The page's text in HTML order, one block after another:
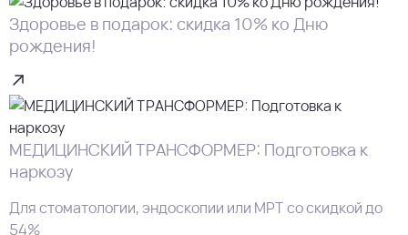
Здоровье в подарок: скидка 10% ко Дню
рождения!
МЕДИЦИНСКИЙ ТРАНСФОРМЕР: Подготовка к
наркозу
Для стоматологии, эндоскопии или МРТ со скидкой до
54%